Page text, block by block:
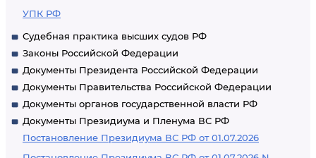
УПК РФ
Судебная практика высших судов РФ
Законы Российской Федерации
Документы Президента Российской Федерации
Документы Правительства Российской Федерации
Документы органов государственной власти РФ
Документы Президиума и Пленума ВС РФ
Постановление Президиума ВС РФ от 01.07.2026